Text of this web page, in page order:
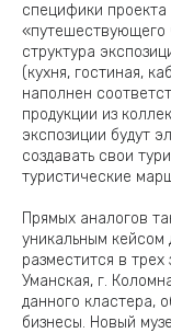
специфики проекта
«путешествующего
структура
(кухня, гостиная,
наполнен
продукции из
экспозиции будут
создавать свои
туристические
Прямых аналогов
уникальным кейсом
разместится в
Уманская, г.
данного кластера,
бизнесы. Новый